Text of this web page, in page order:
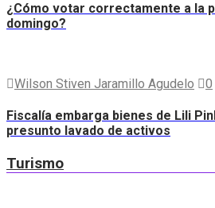
¿Cómo votar correctamente a la
domingo?
Wilson Stiven Jaramillo Agudelo 0
Fiscalía embarga bienes de Lili
presunto lavado de activos
Turismo